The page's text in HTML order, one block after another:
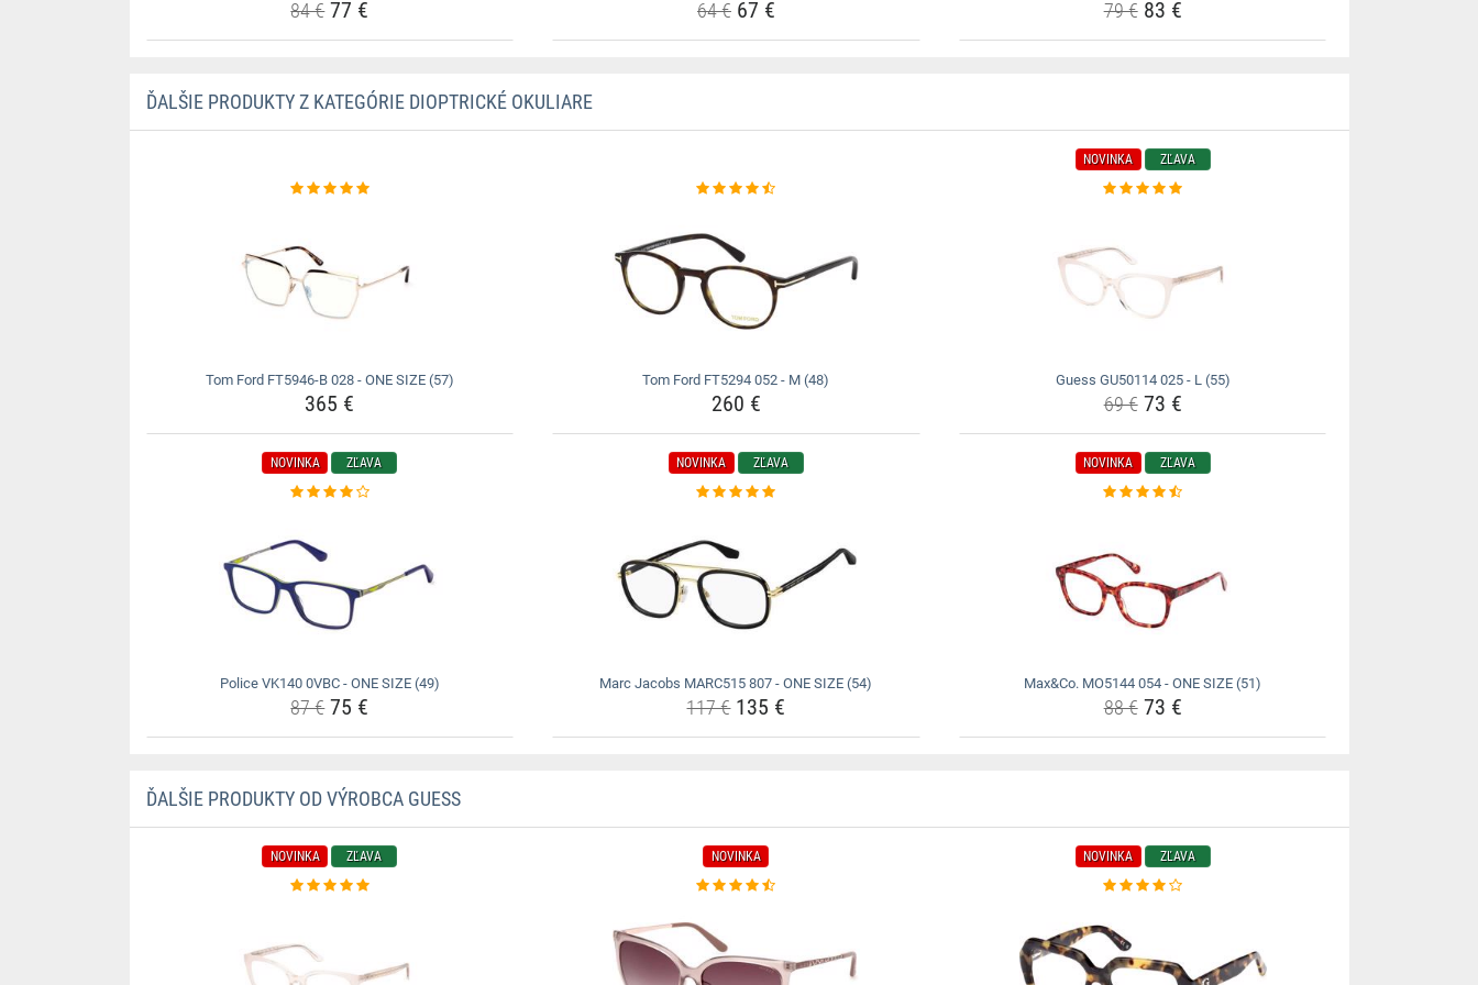
84 €77 € 64 €67 € 79 €83 €
ĎALŠIE PRODUKTY Z KATEGÓRIE DIOPTRICKÉ OKULIARE
Tom Ford FT5946-B 028 - ONE SIZE (57)
365 €
Tom Ford FT5294 052 - M (48)
260 €
NOVINKA ZĽAVA
Guess GU50114 025 - L (55)
69 €73 €
NOVINKA ZĽAVA
Police VK140 0VBC - ONE SIZE (49)
87 €75 €
NOVINKA ZĽAVA
Marc Jacobs MARC515 807 - ONE SIZE (54)
117 €135 €
NOVINKA ZĽAVA
Max&Co. MO5144 054 - ONE SIZE (51)
88 €73 €
ĎALŠIE PRODUKTY OD VÝROBCA GUESS
NOVINKA ZĽAVA NOVINKA NOVINKA ZĽAVA